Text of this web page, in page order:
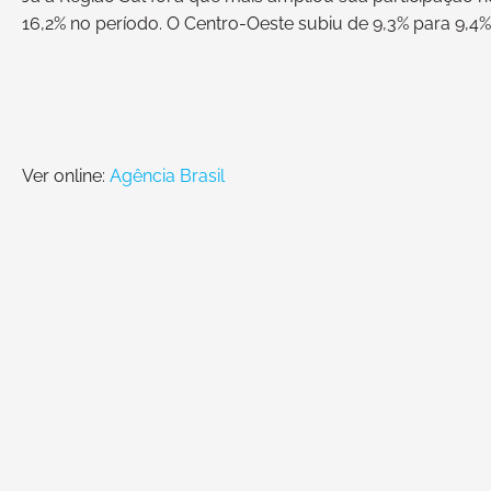
16,2% no período. O Centro-Oeste subiu de 9,3% para
Ver online: Agência Brasil